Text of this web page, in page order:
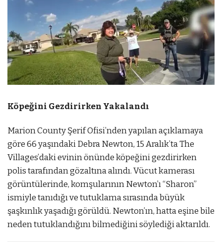
Köpeğini Gezdirirken Yakalandı
Marion County Şerif Ofisi’nden yapılan açıklamaya
göre 66 yaşındaki Debra Newton, 15 Aralık’ta The
Villages’daki evinin önünde köpeğini gezdirirken
polis tarafından gözaltına alındı. Vücut kamerası
görüntülerinde, komşularının Newton’ı “Sharon”
ismiyle tanıdığı ve tutuklama sırasında büyük
şaşkınlık yaşadığı görüldü. Newton’ın, hatta eşine bile
neden tutuklandığını bilmediğini söylediği aktarıldı.